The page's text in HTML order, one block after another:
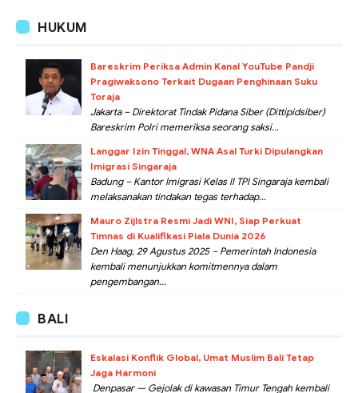
HUKUM
Bareskrim Periksa Admin Kanal YouTube Pandji
Pragiwaksono Terkait Dugaan Penghinaan Suku
Toraja
Jakarta – Direktorat Tindak Pidana Siber (Dittipidsiber)
Bareskrim Polri memeriksa seorang saksi...
Langgar Izin Tinggal, WNA Asal Turki Dipulangkan
Imigrasi Singaraja
Badung – Kantor Imigrasi Kelas II TPI Singaraja kembali
melaksanakan tindakan tegas terhadap...
Mauro Zijlstra Resmi Jadi WNI, Siap Perkuat
Timnas di Kualifikasi Piala Dunia 2026
Den Haag, 29 Agustus 2025 – Pemerintah Indonesia
kembali menunjukkan komitmennya dalam
pengembangan...
BALI
Eskalasi Konflik Global, Umat Muslim Bali Tetap
Jaga Harmoni
Denpasar — Gejolak di kawasan Timur Tengah kembali